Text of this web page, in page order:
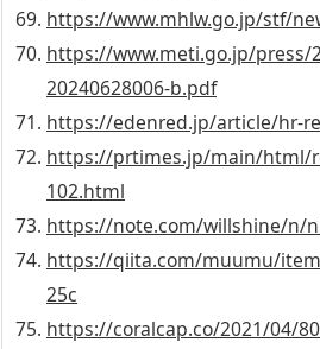
https://www.mhlw.go.jp/stf/
https://www.meti.go.jp/press/
20240628006-b.pdf
https://edenred.jp/article/hr-
https://prtimes.jp/main/html/
102.html
https://note.com/willshine/n/
https://qiita.com/muumu/
25c
https://coralcap.co/2021/04/